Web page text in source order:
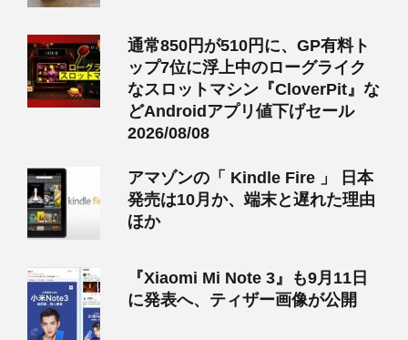
通常850円が510円に、GP有料ト
ップ7位に浮上中のローグライク
なスロットマシン『CloverPit』な
どAndroidアプリ値下げセール
2026/08/08
アマゾンの「 Kindle Fire 」 日本
発売は10月か、端末と遅れた理由
ほか
『Xiaomi Mi Note 3』も9月11日
に発表へ、ティザー画像が公開